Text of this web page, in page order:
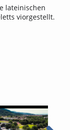
lateinischen
viorgestellt.